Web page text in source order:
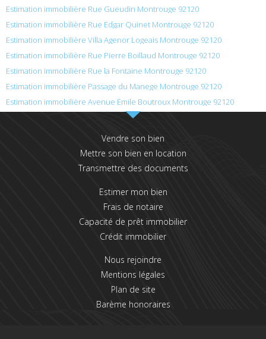
Estimation immobilière Rue Gueudin Montrouge 92120
Estimation immobilière Rue Edgar Quinet Montrouge 92120
Estimation immobilière Villa Agenor Logeais Montrouge 92120
Estimation immobilière Rue Pierre Boillaud Montrouge 92120
Estimation immobilière Rue la Fontaine Montrouge 92120
Estimation immobilière Passage du Manege Montrouge 92120
Estimation immobilière Avenue Émile Boutroux Montrouge 92120
Vendre son bien
Mettre son bien en location
Transmettre des documents
Estimer mon bien
Frais de notaire
Capacité de prêt immobilier
Crédit immobilier
Nous rejoindre
Mentions légales
Plan de site
Barème honoraires